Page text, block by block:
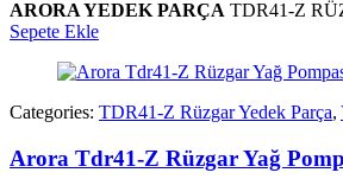
ARORA YEDEK PARÇA TDR41-Z
Sepete Ekle
Categories: TDR41-Z Rüzgar Yedek Parça,
Arora Tdr41-Z Rüzgar Yağ